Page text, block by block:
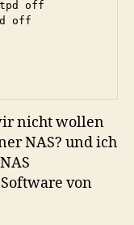
off
off
nicht wollen
NAS? und ich
von